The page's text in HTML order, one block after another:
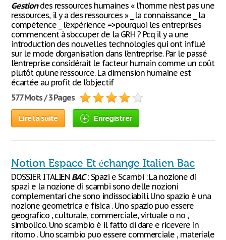
Gestiondes ressources humaines « l’homme n’est pas une
ressources, il y a des ressources » _ la connaissance _ la
compétence _ l’expérience =>pourquoi les entreprises
commencent à s’occuper de la GRH ? Pcq il y a une
introduction des nouvelles technologies qui ont influé
sur le mode d’organisation dans l’entreprise. Par le passé
l’entreprise considérait le facteur humain comme un coût
plutôt qu’une ressource. La dimension humaine est
écartée au profit de l’objectif
577 Mots / 3 Pages
Lire la suite Enregistrer
Notion Espace Et échange Italien Bac
DOSSIER ITALIEN BAC: Spazi e Scambi : La nozione di
spazi e la nozione di scambi sono delle nozioni
complementari che sono indissociabili. Uno spazio è una
nozione geometrica e fisica . Uno spazio puo essere
geografico , culturale, commerciale, virtuale o no ,
simbolico. Uno scambio è il fatto di dare e ricevere in
ritorno . Uno scambio puo essere commerciale , materiale